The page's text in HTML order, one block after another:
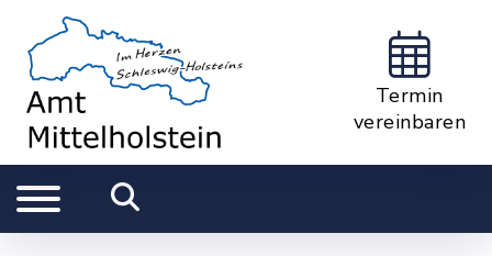
Termin
vereinbaren